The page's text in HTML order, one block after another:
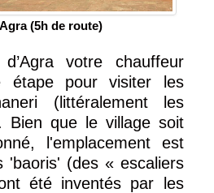
(5h de route)
votre chauffeur
étape pour visiter les
(littéralement les
Bien que le village soit
l'emplacement est
'baoris' (des « escaliers
été inventés par les